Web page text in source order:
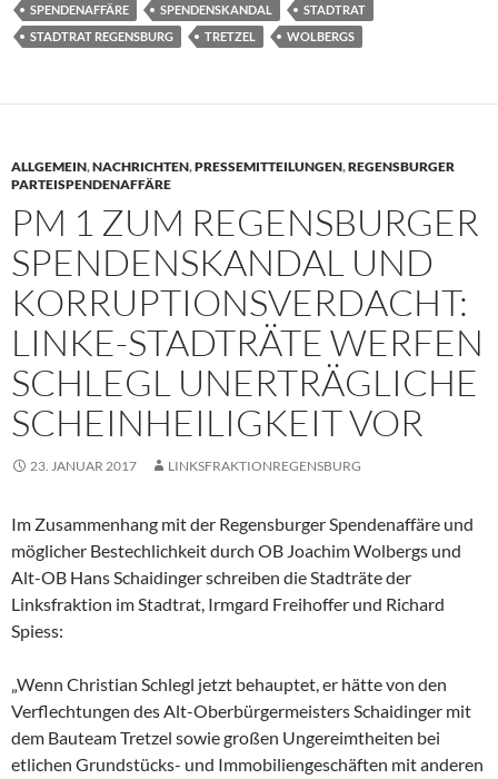
SPENDENAFFÄRE
SPENDENSKANDAL
STADTRAT
STADTRAT REGENSBURG
TRETZEL WOLBERGS
ALLGEMEIN,NACHRICHTEN,PRESSEMITTEILUNGEN,REGENSBURGER
PARTEISPENDENAFFÄRE
PM 1 ZUM REGENSBURGER
SPENDENSKANDAL UND
KORRUPTIONSVERDACHT:
LINKE-STADTRÄTE WERFEN
SCHLEGL UNERTRÄGLICHE
SCHEINHEILIGKEIT VOR
23. JANUAR 2017 LINKSFRAKTIONREGENSBURG
Im Zusammenhang mit der Regensburger Spendenaffäre und
möglicher Bestechlichkeit durch OB Joachim Wolbergs und
Alt-OB Hans Schaidinger schreiben die Stadträte der
Linksfraktion im Stadtrat, Irmgard Freihoffer und Richard
Spiess:
„Wenn Christian Schlegl jetzt behauptet, er hätte von den
Verflechtungen des Alt-Oberbürgermeisters Schaidinger mit
dem Bauteam Tretzel sowie großen Ungereimtheiten bei
etlichen Grundstücks- und Immobiliengeschäften mit anderen